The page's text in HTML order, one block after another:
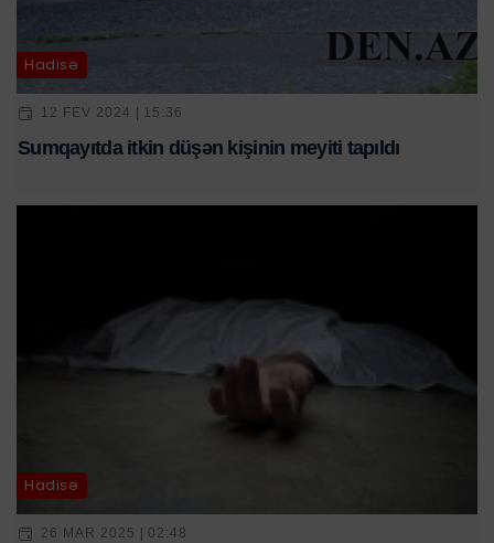
Hadisə
12 FEV 2024 | 15:36
Sumqayıtda itkin düşən kişinin meyiti tapıldı
Hadisə
26 MAR 2025 | 02:48